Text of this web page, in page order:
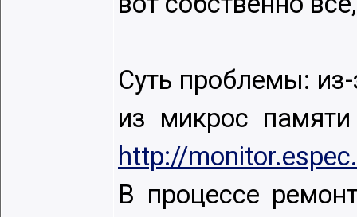
Суть проблемы:
из микрос
http://
В процессе